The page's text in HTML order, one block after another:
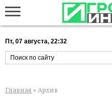
Пт, 07 августа, 22:32
Главная » Архив